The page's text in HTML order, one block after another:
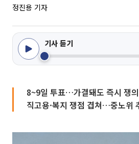
정진용 기자
기사 듣기
8~9일 투표…가결돼도 즉시 쟁
직고용·복지 쟁점 겹쳐…중노위